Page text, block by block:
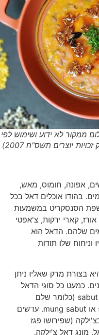
ממקור לא ידוע ושימוש לפי
אפונה, חומוס, מאש,
בהודו אוכלים דאל בכל
הסנסקריט במשמעות
קארי ירקות, צ'אפטי
שלהם. הדאל הוא
שלו תודות
מרק שאליו ניתן
כמעט כל סוגי הדאל
מגיעים בשלוש צורות: unulled או sabut (כלומר שלם
בהינדית), למשל, sabut urad dal או mung sabut. עדשים
(שפירושו פגז
דאל צ'ילקה.